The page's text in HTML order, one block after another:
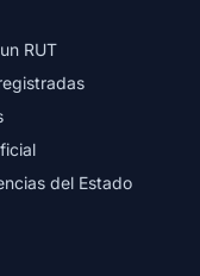
RUT
del Estado